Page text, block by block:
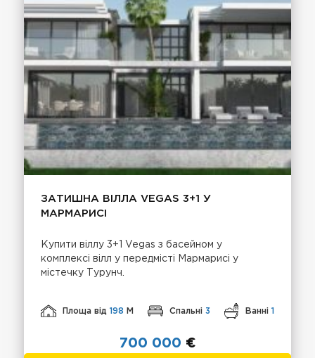
ЗАТИШНА ВІЛЛА VEGAS 3+1 У
МАРМАРИСІ
Купити віллу 3+1 Vegas з басейном у
комплексі вілл у передмісті Мармарисі у
містечку Турунч.
Площа від198 М Спальні 3 Ванні 1
700 000 €